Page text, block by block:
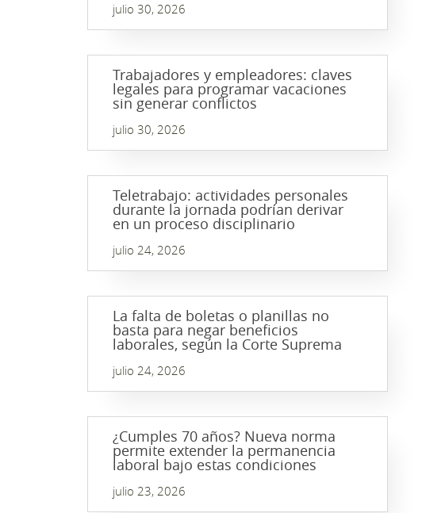
julio 30, 2026
Trabajadores y empleadores: claves
legales para programar vacaciones
sin generar conflictos
julio 30, 2026
Teletrabajo: actividades personales
durante la jornada podrían derivar
en un proceso disciplinario
julio 24, 2026
La falta de boletas o planillas no
basta para negar beneficios
laborales, según la Corte Suprema
julio 24, 2026
¿Cumples 70 años? Nueva norma
permite extender la permanencia
laboral bajo estas condiciones
julio 23, 2026